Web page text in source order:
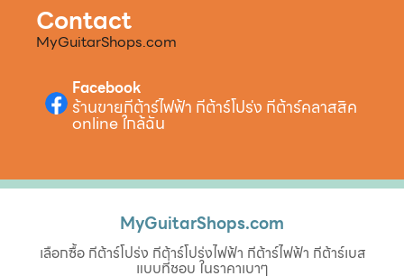
Contact
MyGuitarShops.com
Facebook
ร้านขายกีต้าร์ไฟฟ้า กีต้าร์โปร่ง กีต้าร์คลาสสิค
online ใกล้ฉัน
MyGuitarShops.com
เลือกซื้อ กีต้าร์โปร่ง กีต้าร์โปร่งไฟฟ้า กีต้าร์ไฟฟ้า กีต้าร์เบส
แบบที่ชอบ ในราคาเบาๆ